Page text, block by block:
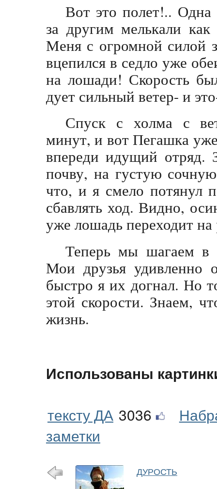
Вот это полет!.. Одна
за другим мелькали
Меня с огромной силой
вцепился в седло уже
на лошади! Скорость
дует сильный ветер- и
Спуск с холма с
минут, и вот Пегашка
впереди идущий отряд.
почву, на густую
что, и я смело потянул
сбавлять ход. Видно,
уже лошадь переходит
Теперь мы шагаем в
Мои друзья удивленно
быстро я их догнал. Но
этой скорости. Знаем,
жизнь.
Использованы
тексту ДА 3036
заметки
ДУРОСТЬ